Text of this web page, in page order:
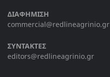
ΔΙΑΦΗΜΙΣΗ
commercial@redlineagrinio.gr
ΣΥΝΤΑΚΤΕΣ
editors@redlineagrinio.gr